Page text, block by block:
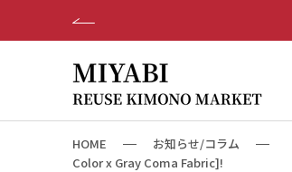
て
HOME お知らせ/コラム
Color x Gray Coma Fabric]!